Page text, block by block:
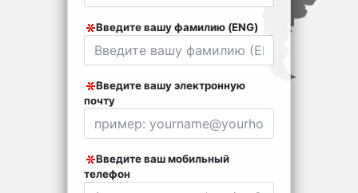
Введите вашу фамилию (ENG)
Введите вашу электронную
почту
Введите ваш мобильный
телефон